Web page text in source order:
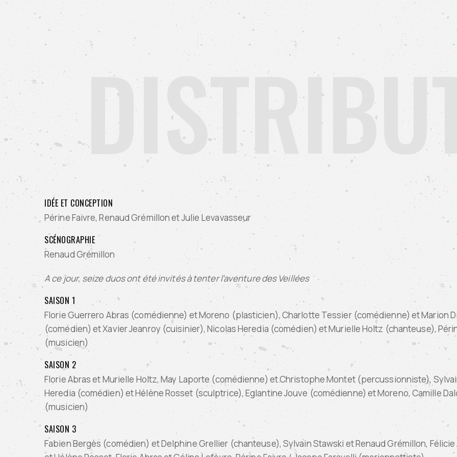
IDÉE ET CONCEPTION
Périne Faivre, Renaud Grémillon et Julie Levavasseur
SCÉNOGRAPHIE
Renaud Grémillon
A ce jour, seize duos ont été invités à tenter l’aventure des Veillées
SAISON 1
Florie Guerrero Abras (comédienne) et Moreno (plasticien), Charlotte Tessier (comédienne) et Marion
(comédien) et Xavier Jeanroy (cuisinier), Nicolas Heredia (comédien) et Murielle Holtz (chanteuse),
(musicien)
SAISON 2
Florie Abras et Murielle Holtz, May Laporte (comédienne) et Christophe Montet (percussionniste),
Heredia (comédien) et Hélène Rosset (sculptrice), Eglantine Jouve (comédienne) et Moreno, Camille
(musicien)
SAISON 3
Fabien Bergès (comédien) et Delphine Grellier (chanteuse), Sylvain Stawski et Renaud Grémillon,